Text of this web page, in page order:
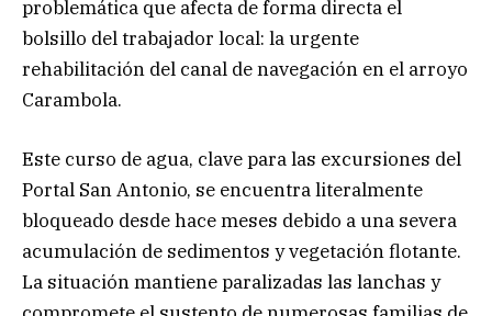
problemática que afecta de forma directa el
bolsillo del trabajador local: la urgente
rehabilitación del canal de navegación en el arroyo
Carambola.
Este curso de agua, clave para las excursiones del
Portal San Antonio, se encuentra literalmente
bloqueado desde hace meses debido a una severa
acumulación de sedimentos y vegetación flotante.
La situación mantiene paralizadas las lanchas y